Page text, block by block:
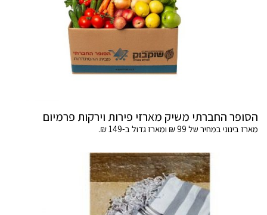
הסופר החברתי משיק מארזי פירות וירקות פרמיום
מארז בינוני במחיר של 99 ₪ ומארז גדול ב-149 ₪.